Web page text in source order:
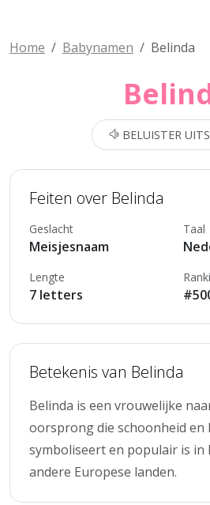
Home Babynamen Belinda
BELUISTER
Feiten over Belinda
Geslacht
Meisjesnaam
Taal
Lengte
7 letters
Betekenis van Belinda
Belinda is een vrouwelijke
oorsprong die schoonheid en
symboliseert en populair is in
andere Europese landen.